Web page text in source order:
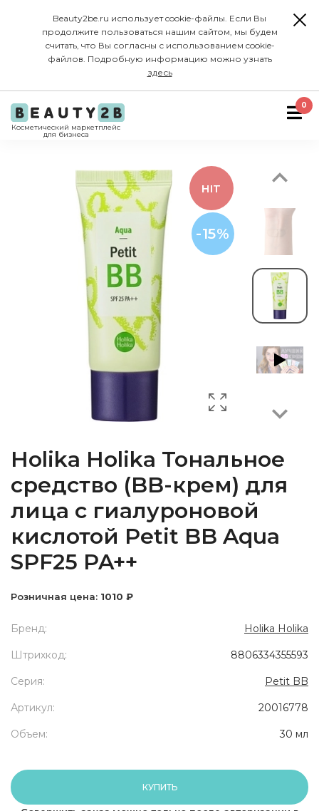
Beauty2be.ru использует cookie-файлы. Если Вы
продолжите пользоваться нашим сайтом, мы будем
считать, что Вы согласны с использованием cookie-
файлов. Подробную информацию можно узнать
здесь
Косметический маркетплейс
для бизнеса
0
-15%
HIT
Previous
Next
Holika Holika Тональное
средство (BB-крем) для
лица с гиалуроновой
кислотой Petit BB Aqua
SPF25 PA++
Розничная цена: 1010 ₽
Бренд: Holika Holika
Штрихкод: 8806334355593
Серия: Petit BB
Артикул: 20016778
Объем: 30 мл
КУПИТЬ